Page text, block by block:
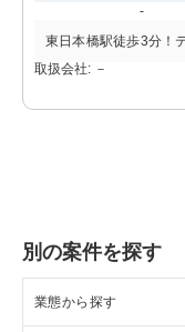
-
東日本橋駅徒歩3分！
取扱会社: －
別の案件を探す
業態から探す